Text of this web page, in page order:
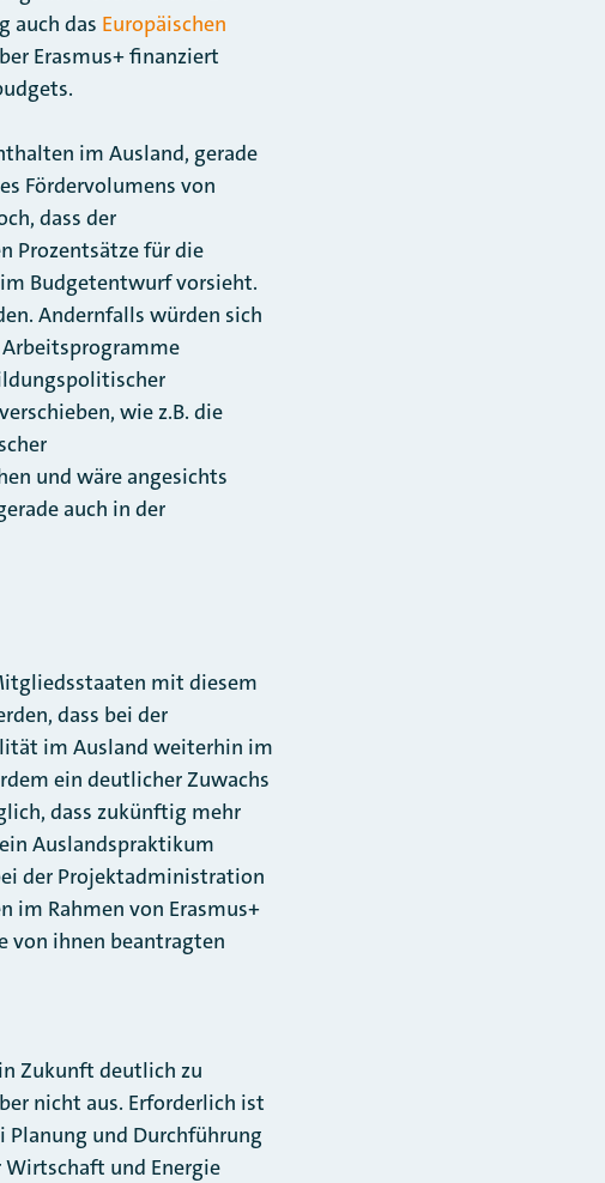
auch das Europäischen
Erasmus+ finanziert
im Ausland, gerade
Fördervolumens von
dass der
Prozentsätze für die
Budgetentwurf vorsieht.
Andernfalls würden sich
wie z.B. die
und wäre angesichts
auch in der
mit diesem
dass bei der
im Ausland weiterhin im
ein deutlicher Zuwachs
dass zukünftig mehr
Auslandspraktikum
der Projektadministration
im Rahmen von Erasmus+
von ihnen beantragten
Zukunft deutlich zu
nicht aus. Erforderlich ist
Planung und Durchführung
und Energie